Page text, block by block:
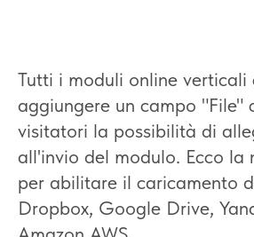
Tutti i moduli online verticali
aggiungere un campo "File"
visitatori la possibilità di
all'invio del modulo. Ecco la
per abilitare il caricamento
Dropbox, Google Drive,